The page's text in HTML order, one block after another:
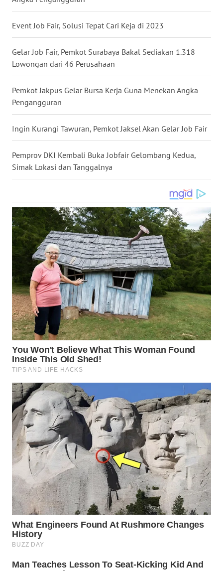
Event Job Fair, Solusi Tepat Cari Keja di 2023
Gelar Job Fair, Pemkot Surabaya Bakal Sediakan 1.318
Lowongan dari 46 Perusahaan
Pemkot Jakpus Gelar Bursa Kerja Guna Menekan Angka
Pengangguran
Ingin Kurangi Tawuran, Pemkot Jaksel Akan Gelar Job Fair
Pemprov DKI Kembali Buka Jobfair Gelombang Kedua,
Simak Lokasi dan Tanggalnya
WN
NUSANTARA
WN
WN
BALI
WN
KALBAR
KALTENG
WN
KALTARA
WN
KALSEL
WN
KALTIM
SULSEL
WN
GORONTALO
WN
SULUT
WN
MALUKU
WN
MALUT
WN
DAIRI
WN